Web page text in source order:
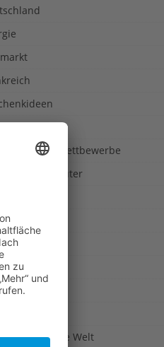
& Wettbewerbe
und Kräuter
Reich
um die Welt